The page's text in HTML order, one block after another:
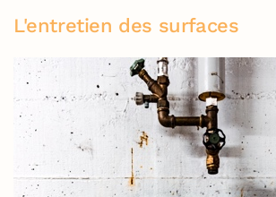
L'entretien des surfaces